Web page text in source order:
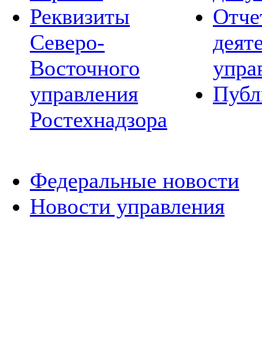
Реквизиты
Северо-
Восточного
управления
Ростехнадзора
Федеральные новости
Новости управления